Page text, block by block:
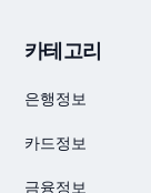
카테고리
은행정보
카드정보
금융정보